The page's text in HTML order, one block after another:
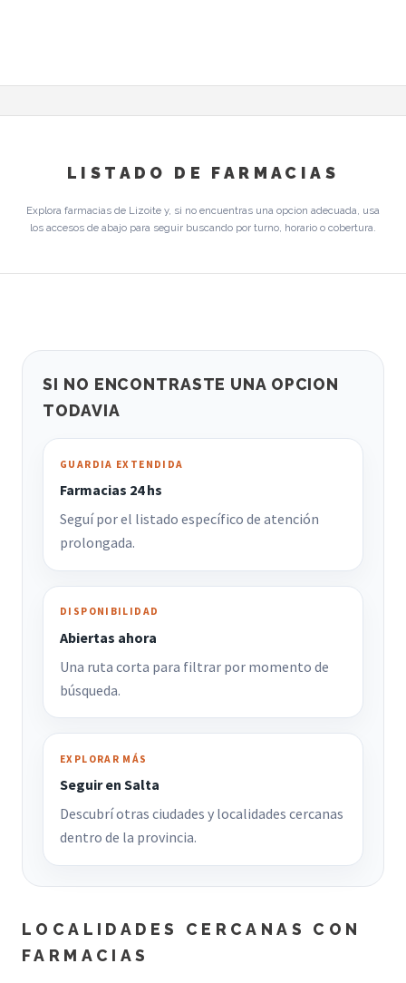
LISTADO DE FARMACIAS
Explora farmacias de Lizoite y, si no encuentras una opcion adecuada, usa
los accesos de abajo para seguir buscando por turno, horario o cobertura.
SI NO ENCONTRASTE UNA OPCION
TODAVIA
GUARDIA EXTENDIDA
Farmacias 24 hs
Seguí por el listado específico de atención
prolongada.
DISPONIBILIDAD
Abiertas ahora
Una ruta corta para filtrar por momento de
búsqueda.
EXPLORAR MÁS
Seguir en Salta
Descubrí otras ciudades y localidades cercanas
dentro de la provincia.
LOCALIDADES CERCANAS CON
FARMACIAS